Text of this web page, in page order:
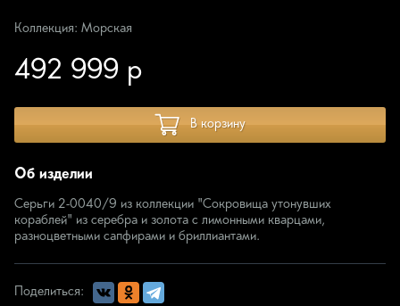
Коллекция: Морская
492 999 р
В корзину
Об изделии
Серьги 2-0040/9 из коллекции "Сокровища утонувших
кораблей" из серебра и золота с лимонными кварцами,
разноцветными сапфирами и бриллиантами.
Поделиться: